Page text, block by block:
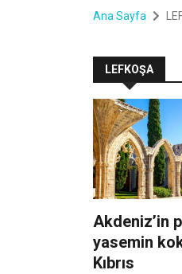
Ana Sayfa
LEFKOŞA
Akdeniz’in
yasemin
Kıbrıs